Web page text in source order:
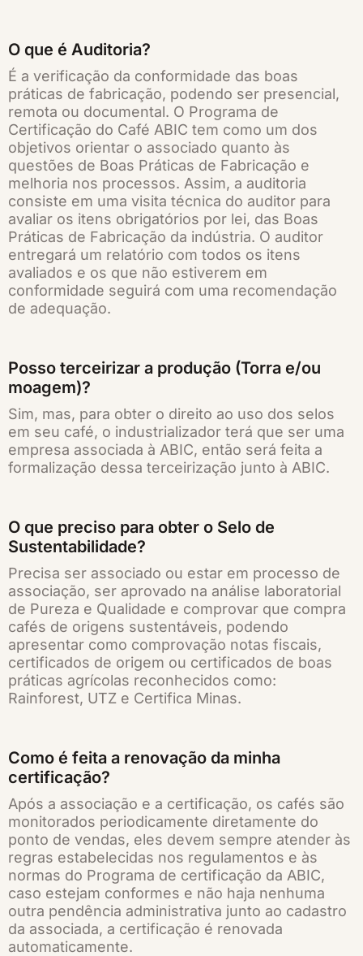
O que é Auditoria?
É a verificação da conformidade das boas
práticas de fabricação, podendo ser presencial,
remota ou documental. O Programa de
Certificação do Café ABIC tem como um dos
objetivos orientar o associado quanto às
questões de Boas Práticas de Fabricação e
melhoria nos processos. Assim, a auditoria
consiste em uma visita técnica do auditor para
avaliar os itens obrigatórios por lei, das Boas
Práticas de Fabricação da indústria. O auditor
entregará um relatório com todos os itens
avaliados e os que não estiverem em
conformidade seguirá com uma recomendação
de adequação.
Posso terceirizar a produção (Torra e/ou
moagem)?
Sim, mas, para obter o direito ao uso dos selos
em seu café, o industrializador terá que ser uma
empresa associada à ABIC, então será feita a
formalização dessa terceirização junto à ABIC.
O que preciso para obter o Selo de
Sustentabilidade?
Precisa ser associado ou estar em processo de
associação, ser aprovado na análise laboratorial
de Pureza e Qualidade e comprovar que compra
cafés de origens sustentáveis, podendo
apresentar como comprovação notas fiscais,
certificados de origem ou certificados de boas
práticas agrícolas reconhecidos como:
Rainforest, UTZ e Certifica Minas.
Como é feita a renovação da minha
certificação?
Após a associação e a certificação, os cafés são
monitorados periodicamente diretamente do
ponto de vendas, eles devem sempre atender às
regras estabelecidas nos regulamentos e às
normas do Programa de certificação da ABIC,
caso estejam conformes e não haja nenhuma
outra pendência administrativa junto ao cadastro
da associada, a certificação é renovada
automaticamente.